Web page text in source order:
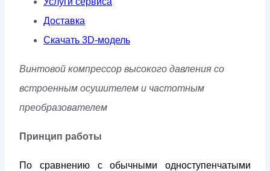
Доставка
Скачать 3D-модель
Винтовой компрессор высокого давления со
встроенным осушителем и частотным
преобразователем
Принцип работы
По сравнению с обычными одноступенчатыми